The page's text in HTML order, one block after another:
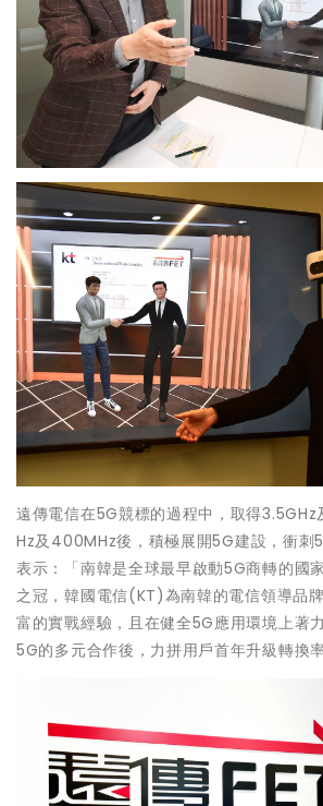
遠傳電信在5G競標的過程中，取得
Hz及400MHz後，積極展開5G建設，衝刺
表示：「南韓是全球最早啟動5G商轉的國
之冠，韓國電信(KT)為南韓的電信領導品
富的實戰經驗，且在健全5G應用環境上著
5G的多元合作後，力拼用戶首年升級轉換